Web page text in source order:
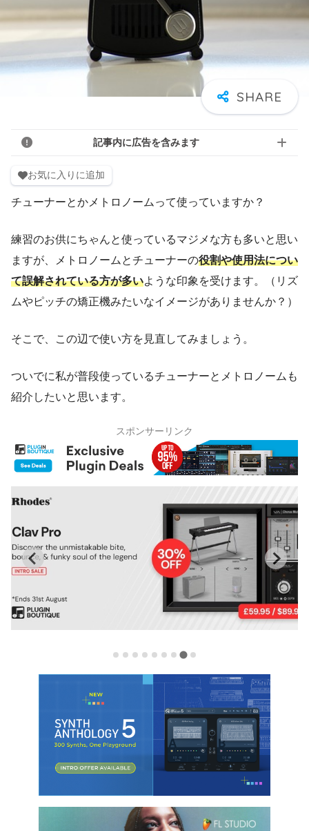
記事内に広告を含みます
お気に入りに追加
チューナーとかメトロノームって使っていますか？
練習のお供にちゃんと使っているマジメな方も多いと思い
ますが、メトロノームとチューナーの役割や使用法につい
て誤解されている方が多いような印象を受けます。（リズ
ムやピッチの矯正機みたいなイメージがありませんか？）
そこで、この辺で使い方を見直してみましょう。
ついでに私が普段使っているチューナーとメトロノームも
紹介したいと思います。
スポンサーリンク